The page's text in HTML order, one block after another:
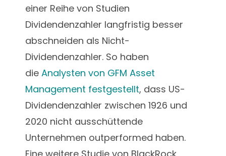
einer Reihe von Studien
Dividendenzahler langfristig besser
abschneiden als Nicht-
Dividendenzahler. So haben
die Analysten von GFM Asset
Management festgestellt, dass US-
Dividendenzahler zwischen 1926 und
2020 nicht ausschüttende
Unternehmen outperformed haben.